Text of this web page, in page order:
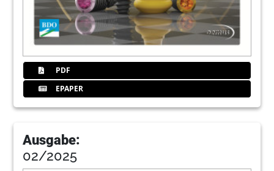
PDF
EPAPER
Ausgabe:
02/2025